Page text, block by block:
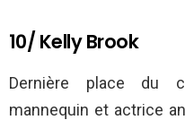
10/ Kelly Brook
Dernière place du
mannequin et actrice